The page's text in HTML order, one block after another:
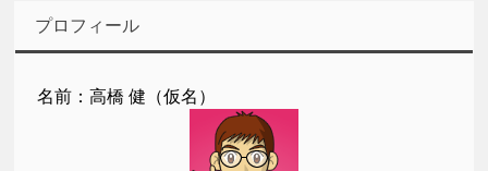
プロフィール
名前：高橋 健（仮名）